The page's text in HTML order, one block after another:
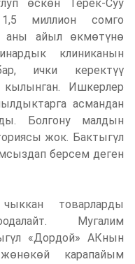
өскөн Терек-Суу
миллион сомго
аны айыл өкмөтүнө
клиниканын
ички керектүү
Ишкерлер
асмандан
Болгону малдын
жок. Бактыгүл
берсем деген
товарларды
Мугалим
«Дордой» АКнын
карапайым